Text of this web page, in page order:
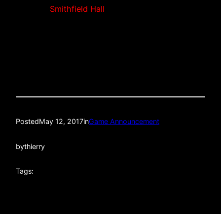
Smithfield Hall
PostedMay 12, 2017inGame Announcement
bythierry
Tags: